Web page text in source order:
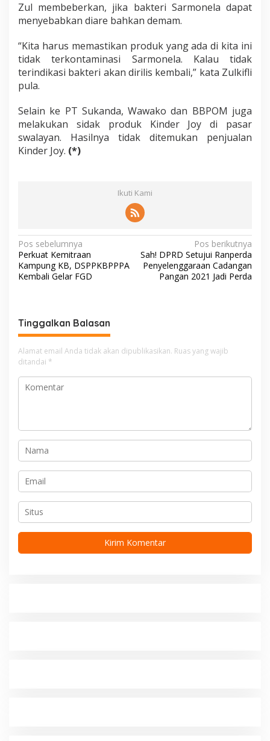
Zul membeberkan, jika bakteri Sarmonela dapat
menyebabkan diare bahkan demam.
“Kita harus memastikan produk yang ada di kita ini
tidak terkontaminasi Sarmonela. Kalau tidak
terindikasi bakteri akan dirilis kembali,” kata Zulkifli
pula.
Selain ke PT Sukanda, Wawako dan BBPOM juga
melakukan sidak produk Kinder Joy di pasar
swalayan. Hasilnya tidak ditemukan penjualan
Kinder Joy. (*)
Ikuti Kami
N
a
v
g
a
s
i
p
Pos sebelumnya
Perkuat Kemitraan
Kampung KB, DSPPKBPPPA
Kembali Gelar FGD
Pos berikutnya
Sah! DPRD Setujui Ranperda
Penyelenggaraan Cadangan
Pangan 2021 Jadi Perda
Tinggalkan Balasan
Alamat email Anda tidak akan dipublikasikan. Ruas yang wajib
ditandai *